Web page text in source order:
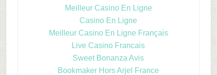
Meilleur Casino En Ligne
Casino En Ligne
Meilleur Casino En Ligne Français
Live Casino Francais
Sweet Bonanza Avis
Bookmaker Hors Arjel France